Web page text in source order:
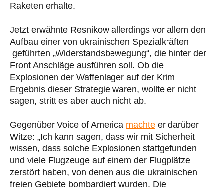
Raketen erhalte.
Jetzt erwähnte Resnikow allerdings vor allem den
Aufbau einer von ukrainischen Spezialkräften
geführten „Widerstandsbewegung“, die hinter der
Front Anschläge ausführen soll. Ob die
Explosionen der Waffenlager auf der Krim
Ergebnis dieser Strategie waren, wollte er nicht
sagen, stritt es aber auch nicht ab.
Gegenüber Voice of America machte er darüber
Witze: „Ich kann sagen, dass wir mit Sicherheit
wissen, dass solche Explosionen stattgefunden
und viele Flugzeuge auf einem der Flugplätze
zerstört haben, von denen aus die ukrainischen
freien Gebiete bombardiert wurden. Die